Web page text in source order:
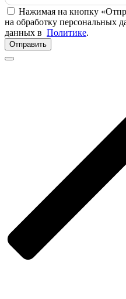
Нажимая на кнопку
на обработку персональных
данных в Политике.
Отправить